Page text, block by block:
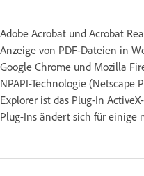
Adobe Acrobat und Acrobat
Anzeige von PDF-Dateien in
Google Chrome und Mozilla
NPAPI-Technologie (Netscape
Explorer ist das Plug-In
Plug-Ins ändert sich für einige